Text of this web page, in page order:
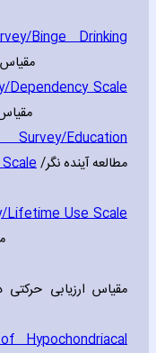
Binge Drinking
مقیاس
Dependency Scale
Education
Lifetime Use Scale
Hypochondriacal